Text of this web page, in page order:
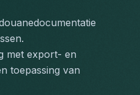
met export- en
toepassing van